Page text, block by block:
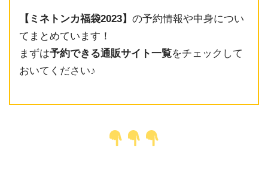
【ミネトンカ福袋2023】 の予約情報や中身につい
てまとめています！
まずは予約できる通販サイト一覧をチェックして
おいてください♪